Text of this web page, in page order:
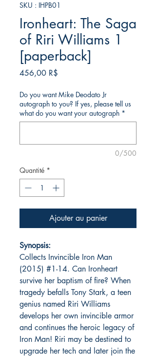
SKU : IHPB01
Ironheart: The Saga
of Riri Williams 1
[paperback]
456,00 R$
Do you want Mike Deodato Jr
autograph to you? If yes, please tell us
what do you want your autograph *
0/500
Quantité *
Ajouter au panier
Synopsis:
Collects Invincible Iron Man
(2015) #1-14. Can Ironheart
survive her baptism of fire? When
tragedy befalls Tony Stark, a teen
genius named Riri Williams
develops her own invincible armor
and continues the heroic legacy of
Iron Man! Riri may be destined to
upgrade her tech and later join the